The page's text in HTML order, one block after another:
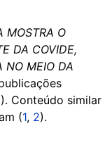
MOSTRA O
DA COVIDE,
NO MEIO DA
). Conteúdo similar
(1, 2).